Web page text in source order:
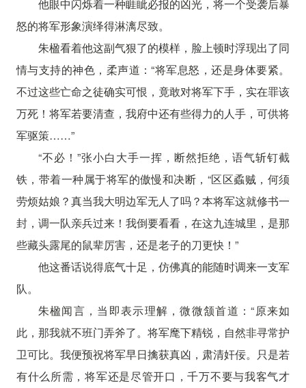
他眼中闪烁着一种睚眦必报的凶光，将一个受袭后暴
怒的将军形象演绎得淋漓尽致。
朱楹看着他这副气狠了的模样，脸上顿时浮现出了同
情与支持的神色，柔声道：“将军息怒，还是身体要紧。
不过这些亡命之徒确实可恨，竟敢对将军下手，实在罪该
万死！将军若要清查，我府中还有些得力的人手，可供将
军驱策……”
“不必！”张小白大手一挥，断然拒绝，语气斩钉截
铁，带着一种属于将军的傲慢和决断，“区区蟊贼，何须
劳烦姑娘？真当我大明边军无人了吗？本将军这就修书一
封，调一队亲兵过来！我倒要看看，在这九连城里，是那
些藏头露尾的鼠辈厉害，还是老子的刀更快！”
他这番话说得底气十足，仿佛真的能随时调来一支军
队。
朱楹闻言，当即表示理解，微微颔首道：“原来如
此，那我就不班门弄斧了。将军麾下精锐，自然非寻常护
卫可比。我便预祝将军早日擒获真凶，肃清奸佞。只是若
有什么所需，将军还是尽管开口，千万不要与我客气才